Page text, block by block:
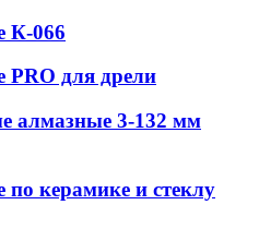
К-066
для дрели
алмазные 3-132 мм
керамике и стеклу